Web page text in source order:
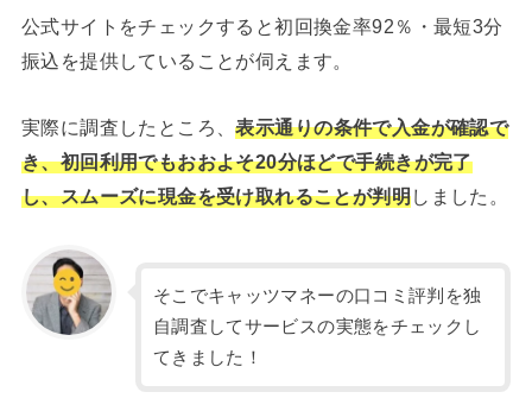
公式サイトをチェックすると初回換金率92％・最短3分
振込を提供していることが伺えます。
実際に調査したところ、表示通りの条件で入金が確認で
き、初回利用でもおおよそ20分ほどで手続きが完了
し、スムーズに現金を受け取れることが判明しました。
そこでキャッツマネーの口コミ評判を独
自調査してサービスの実態をチェックし
てきました！